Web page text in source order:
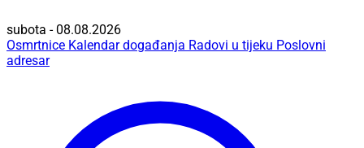
subota - 08.08.2026
Osmrtnice Kalendar događanja Radovi u tijeku Poslovni
adresar